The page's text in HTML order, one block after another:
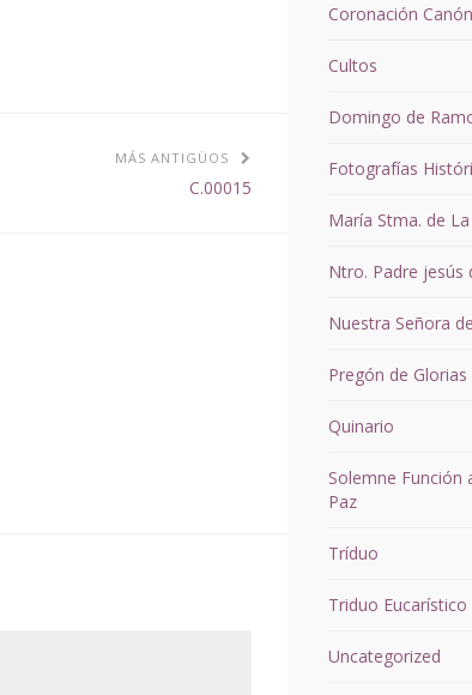
MÁS ANTIGÜOS
C.00015
Coronación
Cultos
Domingo de
Fotografías
María Stma. de
Ntro. Padre jesús
Nuestra Señora
Pregón de Glorias
Quinario
Solemne Función
Paz
Tríduo
Triduo Eucarístico
Uncategorized